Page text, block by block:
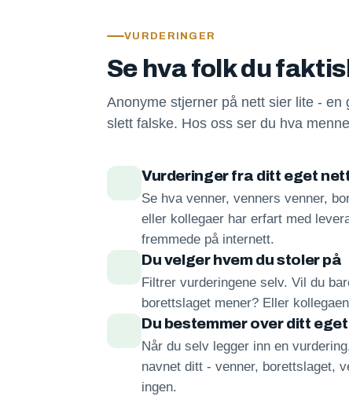
VURDERINGER
Se hva folk du
Anonyme stjerner på nett sier lite -
slett falske. Hos oss ser du hva
Vurderinger fra ditt eget
Se hva venner, venners venner,
eller kollegaer har erfart med
fremmede på internett.
Du velger hvem du stoler på
Filtrer vurderingene selv. Vil du
borettslaget mener? Eller
Du bestemmer over ditt
Når du selv legger inn en
navnet ditt - venner, borettslaget,
ingen.